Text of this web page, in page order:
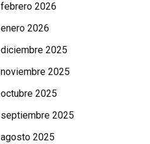
febrero 2026
enero 2026
diciembre 2025
noviembre 2025
octubre 2025
septiembre 2025
agosto 2025